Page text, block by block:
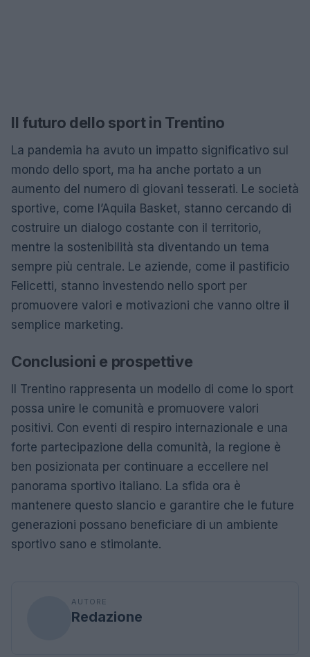
Il futuro dello sport in Trentino
La pandemia ha avuto un impatto significativo sul
mondo dello sport, ma ha anche portato a un
aumento del numero di giovani tesserati. Le società
sportive, come l’Aquila Basket, stanno cercando di
costruire un dialogo costante con il territorio,
mentre la sostenibilità sta diventando un tema
sempre più centrale. Le aziende, come il pastificio
Felicetti, stanno investendo nello sport per
promuovere valori e motivazioni che vanno oltre il
semplice marketing.
Conclusioni e prospettive
Il Trentino rappresenta un modello di come lo sport
possa unire le comunità e promuovere valori
positivi. Con eventi di respiro internazionale e una
forte partecipazione della comunità, la regione è
ben posizionata per continuare a eccellere nel
panorama sportivo italiano. La sfida ora è
mantenere questo slancio e garantire che le future
generazioni possano beneficiare di un ambiente
sportivo sano e stimolante.
AUTORE
Redazione